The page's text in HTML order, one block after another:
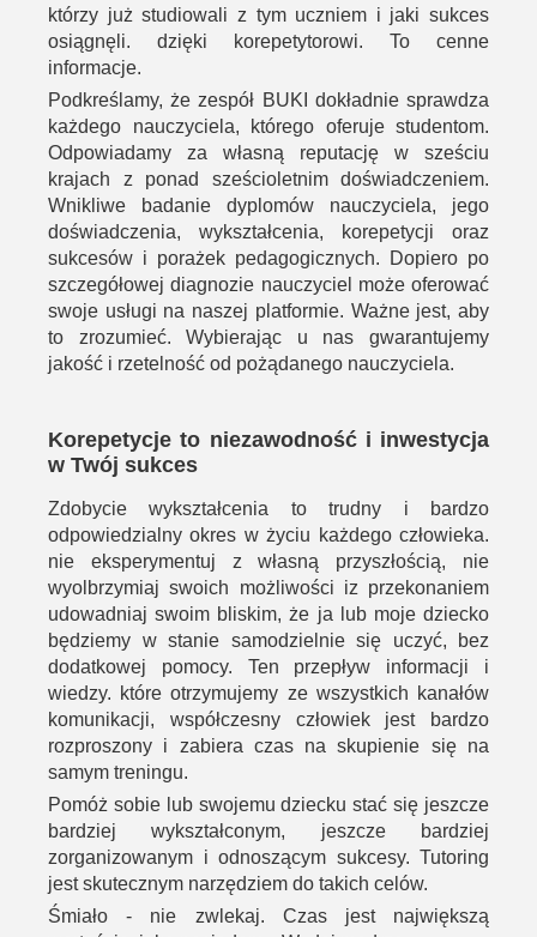
którzy już studiowali z tym uczniem i jaki sukces
osiągnęli. dzięki korepetytorowi. To cenne
informacje.
Podkreślamy, że zespół BUKI dokładnie sprawdza
każdego nauczyciela, którego oferuje studentom.
Odpowiadamy za własną reputację w sześciu
krajach z ponad sześcioletnim doświadczeniem.
Wnikliwe badanie dyplomów nauczyciela, jego
doświadczenia, wykształcenia, korepetycji oraz
sukcesów i porażek pedagogicznych. Dopiero po
szczegółowej diagnozie nauczyciel może oferować
swoje usługi na naszej platformie. Ważne jest, aby
to zrozumieć. Wybierając u nas gwarantujemy
jakość i rzetelność od pożądanego nauczyciela.
Korepetycje to niezawodność i inwestycja
w Twój sukces
Zdobycie wykształcenia to trudny i bardzo
odpowiedzialny okres w życiu każdego człowieka.
nie eksperymentuj z własną przyszłością, nie
wyolbrzymiaj swoich możliwości iz przekonaniem
udowadniaj swoim bliskim, że ja lub moje dziecko
będziemy w stanie samodzielnie się uczyć, bez
dodatkowej pomocy. Ten przepływ informacji i
wiedzy. które otrzymujemy ze wszystkich kanałów
komunikacji, współczesny człowiek jest bardzo
rozproszony i zabiera czas na skupienie się na
samym treningu.
Pomóż sobie lub swojemu dziecku stać się jeszcze
bardziej wykształconym, jeszcze bardziej
zorganizowanym i odnoszącym sukcesy. Tutoring
jest skutecznym narzędziem do takich celów.
Śmiało - nie zwlekaj. Czas jest największą